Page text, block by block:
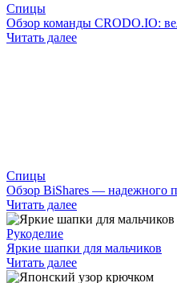
Спицы
Обзор команды CRODO.IO:
Читать далее
Спицы
Обзор BiShares — надежного
Читать далее
Рукоделие
Яркие шапки для мальчиков
Читать далее